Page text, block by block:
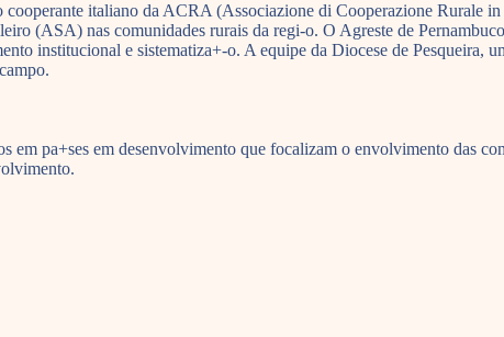
cooperante italiano da ACRA (Associazione di Cooperazione
(ASA) nas comunidades rurais da regi-o. O Agreste de
institucional e sistematiza+-o. A equipe da Diocese de Pesqueira,
pa+ses em desenvolvimento que focalizam o envolvimento das